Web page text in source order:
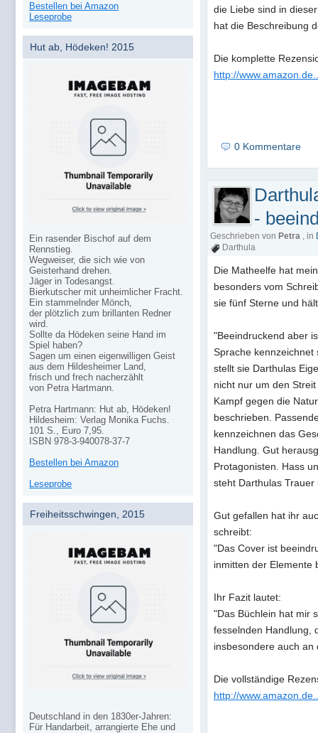
die Liebe sind in
hat die Beschreibung
Die komplette
http://
0 Kommentare
-
Geschrieben von Petra , in
Darthula
Die Matheelfe hat
besonders vom
sie fünf Sterne und
"Beeindruckend aber
Sprache kennzeichnet
stellt sie Darthulas
nicht nur um den
Kampf gegen die
beschrieben.
kennzeichnen das
Handlung. Gut
Protagonisten. Hass
steht Darthulas
Gut gefallen hat ihr
schreibt:
"Das Cover ist
inmitten der Elemente
Ihr Fazit lautet:
"Das Büchlein hat mir
fesselnden Handlung,
insbesondere auch an
Die vollständige
http://
Bestellen bei Amazon
Leseprobe
Hut ab, Hödeken! 2015
Ein rasender Bischof auf dem
Rennstieg.
Wegweiser, die sich wie von
Geisterhand drehen.
Jäger in Todesangst.
Bierkutscher mit unheimlicher Fracht.
Ein stammelnder Mönch,
der plötzlich zum brillanten Redner
wird.
Sollte da Hödeken seine Hand im
Spiel haben?
Sagen um einen eigenwilligen Geist
aus dem Hildesheimer Land,
frisch und frech nacherzählt
von Petra Hartmann.
Petra Hartmann: Hut ab, Hödeken!
Hildesheim: Verlag Monika Fuchs.
101 S., Euro 7,95.
ISBN 978-3-940078-37-7
Bestellen bei Amazon
Leseprobe
Freiheitsschwingen, 2015
Deutschland in den 1830er-Jahren:
Für Handarbeit, arrangierte Ehe und